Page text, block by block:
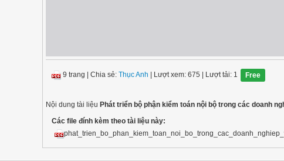
9 trang Chia sẻ: Thục Anh | Lượt xem: 675 | Lượt tải: 1 Free
Nội dung tài liệu Phát triển bộ phận kiểm toán nội bộ trong các doanh
Các file đính kèm theo tài liệu này: